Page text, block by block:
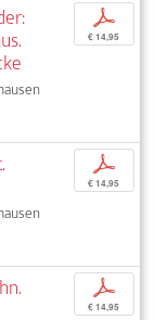
p
€ 14,95
p
€ 14,95
p
€ 14,95